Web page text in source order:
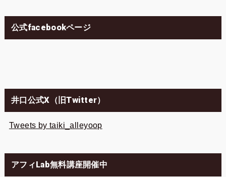
公式facebookページ
井口公式X（旧Twitter）
Tweets by taiki_alleyoop
アフィLab無料講座開催中